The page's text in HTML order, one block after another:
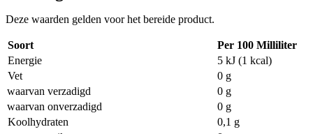
Deze waarden gelden voor het bereide product.
Soort
Per 100 Milliliter
Energie
5 kJ (1 kcal)
Vet
0 g
waarvan verzadigd
0 g
waarvan onverzadigd
0 g
Koolhydraten
0,1 g